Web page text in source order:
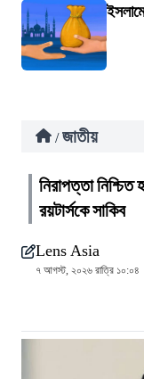
/ জাতীয়
নিরাপত্তা নিশ্চিত
রয়টার্সকে সাকিব
Lens Asia
৭ আগস্ট, ২০২৬ রাত্রি ১০:০৪